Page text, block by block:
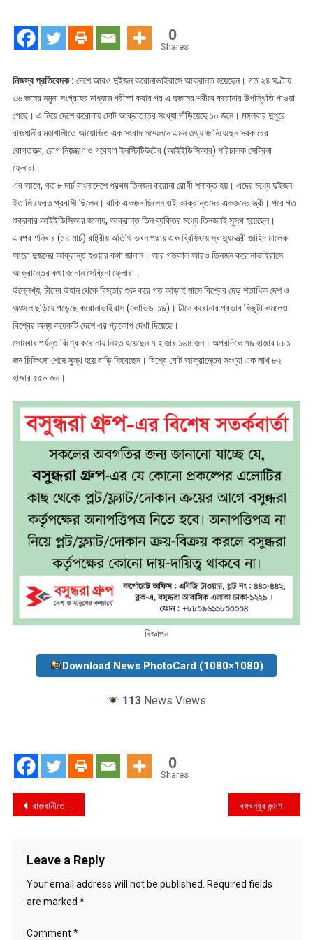
0
Shares
নিজস্ব প্রতিবেদক : দেশে আরও দুইজন করোনাভাইরাসে আক্রান্ত হয়েছেন। গত ২৪ ঘণ্টায়
৩৬ জনের নমুনা সংগ্রহের মাধ্যমে পরীক্ষা করার পর এ দুজনের শরীরে করোনার উপস্থিতি পাওয়া
গেছে। এ নিয়ে দেশে করোনায় মোট আক্রান্তের সংখ্যা দাঁড়িয়েছে ১০ জনে। মঙ্গলবার দুপুরে
রাজধানীর মহাখালীতে আয়োজিত এক সংবাদ সম্মেলনে এমন তথ্য জানিয়েছেন সরকারের
রোগতত্ত্ব, রোগ নিয়ন্ত্রণ ও গবেষণা ইনস্টিটিউটের (আইইডিসিআর) পরিচালক সেব্রিনা
ফ্লোরা।
এর আগে, গত ৮ মার্চ বাংলাদেশে প্রথম তিনজন করোনা রোগী শনাক্ত হয়। এদের মধ্যে দুইজন
ইতালি ফেরত প্রবাসী ছিলেন। বাকি একজন ছিলেন ওই আক্রান্তদের একজনের স্ত্রী। পরে গত
শুক্রবার আইইডিসিআর জানায়, আক্রান্ত তিন ব্যক্তির মধ্যে তিনজনই সুস্থ হয়েছেন।
এরপর শনিবার (১৪ মার্চ) রাষ্ট্রীয় অতিথি ভবন পদ্মায় এক ব্রিফিংয়ে স্বাস্থ্যমন্ত্রী জাহিদ মালেক
আরো দুজনের আক্রান্ত হওয়ার কথা জানান। আর গতকাল আরও তিনজন করোনাভাইরাসে
আক্রান্তের কথা জানান সেব্রিনা ফ্লোরা।
উল্লেখ্য, চীনের উহান থেকে বিস্তার শুরু করে গত আড়াই মাসে বিশ্বের দেড় শতাধিক দেশ ও
অঞ্চলে ছড়িয়ে পড়েছে করোনাভাইরাস (কোভিড-১৯)। চীনে করোনার প্রভাব কিছুটা কমলেও
বিশ্বের অন্য কয়েকটি দেশে এর প্রকোপ দেখা দিয়েছে।
সোমবার পর্যন্ত বিশ্বে করোনায় নিহত হয়েছেন ৭ হাজার ১৬৪ জন। অপরদিকে ৭৯ হাজার ৮৮১
জন চিকিৎসা শেষে সুস্থ হয়ে বাড়ি ফিরেছেন। বিশ্বে মোট আক্রান্তের সংখ্যা এক লাখ ৮২
হাজার ৫৫০ জন।
বিজ্ঞাপন
Download News PhotoCard (1080×1080)
113 News Views
0
Shares
Post
রাজধানীতে মাদক ব্যবসায়ীরা আবার বেপরোয় বঙ্গবন্ধুর জন্মশতবার্ষিকীতে শ্রদ্ধা জানালেন মোদি
Leave a Reply
Your email address will not be published. Required fields
are marked *
Comment*